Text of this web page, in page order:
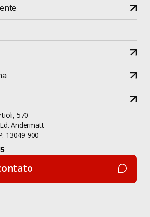
570
Andermatt
13049-900